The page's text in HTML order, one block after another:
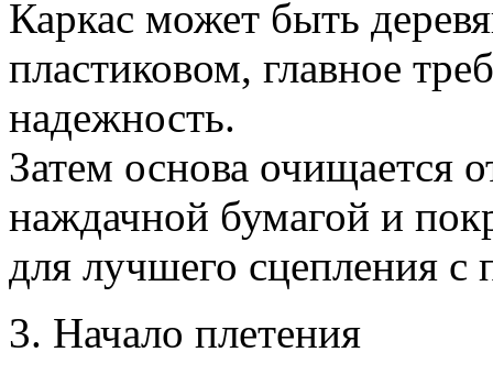
Каркас может быть
пластиковом, главное
надежность.
Затем основа очищается
наждачной бумагой и
для лучшего сцепления
3. Начало плетения